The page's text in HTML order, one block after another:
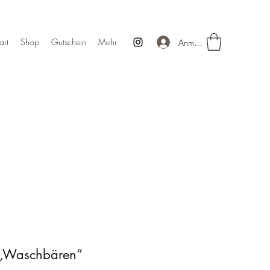
Shop Gutschein Mehr Anmelden